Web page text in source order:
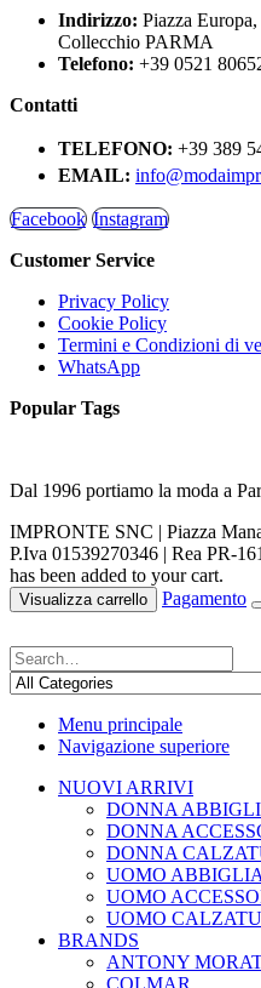
Indirizzo: Piazza
Collecchio PARMA
Telefono: +39 0521
Contatti
TELEFONO: +39 389
EMAIL:
Facebook Instagram
Customer Service
Privacy Policy
Cookie Policy
Termini e Condizioni di
WhatsApp
Popular Tags
Dal 1996 portiamo la moda a
IMPRONTE SNC | Piazza
P.Iva 01539270346 | Rea PR-
has been added to your cart.
Visualizza carrello Pagamento
Menu principale
Navigazione superiore
NUOVI ARRIVI
DONNA
DONNA
DONNA
UOMO
UOMO
UOMO
BRANDS
ANTONY
COLMAR